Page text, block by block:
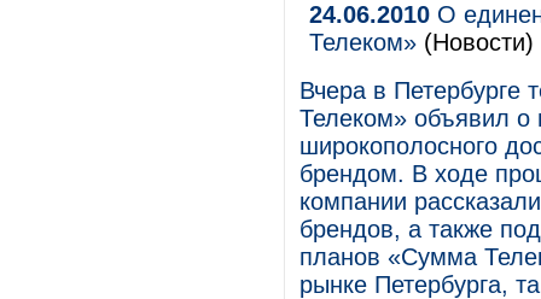
24.06.2010 О
Телеком» (Новости)
Вчера в Петербурге
Телеком» объявил о
широкополосного
брендом. В ходе
компании
брендов, а также
планов «Сумма
рынке Петербурга,